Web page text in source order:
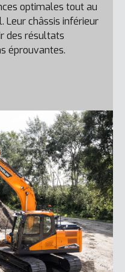
7
7K
7
7
optimales tout au
Leur châssis inférieur
des résultats
éprouvantes.